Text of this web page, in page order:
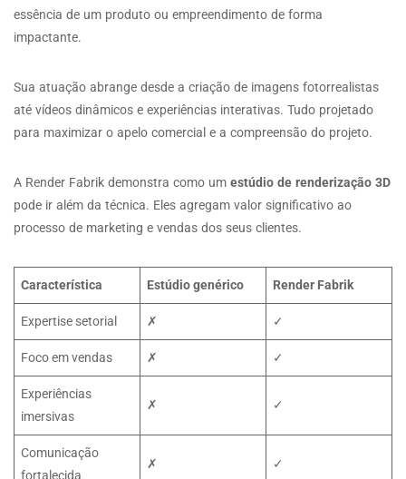
essência de um produto ou empreendimento de forma
impactante.
Sua atuação abrange desde a criação de imagens fotorrealistas
até vídeos dinâmicos e experiências interativas. Tudo projetado
para maximizar o apelo comercial e a compreensão do projeto.
A Render Fabrik demonstra como um estúdio de renderização 3D
pode ir além da técnica. Eles agregam valor significativo ao
processo de marketing e vendas dos seus clientes.
Característica Estúdio genérico Render Fabrik
Expertise setorial ✗ ✓
Foco em vendas ✗ ✓
Experiências
imersivas
✗ ✓
Comunicação
fortalecida
✗ ✓